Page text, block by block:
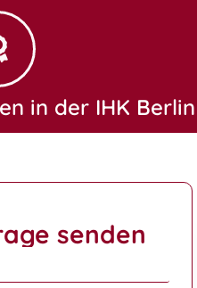
in der IHK Berlin
senden